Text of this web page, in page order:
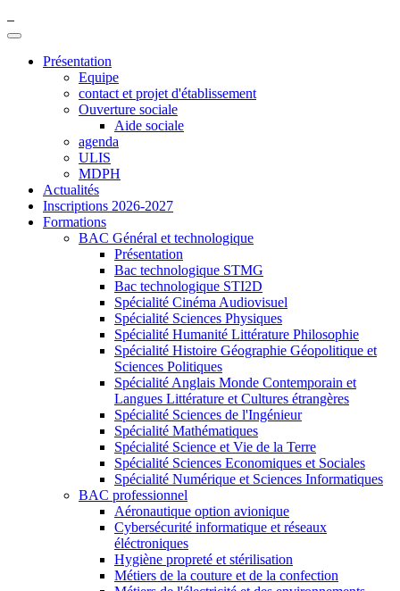
Présentation
Equipe
contact et projet d'établissement
Ouverture sociale
Aide sociale
agenda
ULIS
MDPH
Actualités
Inscriptions 2026-2027
Formations
BAC Général et technologique
Présentation
Bac technologique STMG
Bac technologique STI2D
Spécialité Cinéma Audiovisuel
Spécialité Sciences Physiques
Spécialité Humanité Littérature Philosophie
Spécialité Histoire Géographie Géopolitique et
Sciences Politiques
Spécialité Anglais Monde Contemporain et
Langues Littérature et Cultures étrangères
Spécialité Sciences de l'Ingénieur
Spécialité Mathématiques
Spécialité Science et Vie de la Terre
Spécialité Sciences Economiques et Sociales
Spécialité Numérique et Sciences Informatiques
BAC professionnel
Aéronautique option avionique
Cybersécurité informatique et réseaux
éléctroniques
Hygiène propreté et stérilisation
Métiers de la couture et de la confection